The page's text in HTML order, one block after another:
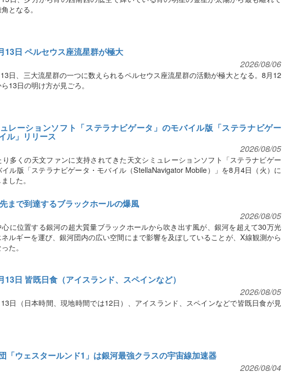
となる。
13日 ペルセウス座流星群が極大
2026/08/06
日、三大流星群の一つに数えられるペルセウス座流星群の活動が極大となる。8月12
13日の明け方が見ごろ。
レーションソフト「ステラナビゲータ」のモバイル版「ステラナビゲー
ル」リリース
2026/08/05
多くの天文ファンに支持されてきた天文シミュレーションソフト「ステラナビゲー
イル版「ステラナビゲータ・モバイル（StellaNavigator Mobile）」を8月4日（火）に
した。
まで到達するブラックホールの爆風
2026/08/05
に位置する銀河の超大質量ブラックホールから吹き出す風が、銀河を超えて30万光
ルギーを運び、銀河団内の広い空間にまで影響を及ぼしていることが、X線観測から
た。
13日 皆既日食（アイスランド、スペインなど）
2026/08/05
日（日本時間、現地時間では12日）、アイスランド、スペインなどで皆既日食が見
「ウェスタールンド1」は銀河最強クラスの宇宙線加速器
2026/08/04